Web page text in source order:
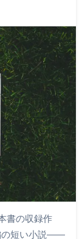
書の収録作
の短い小説――